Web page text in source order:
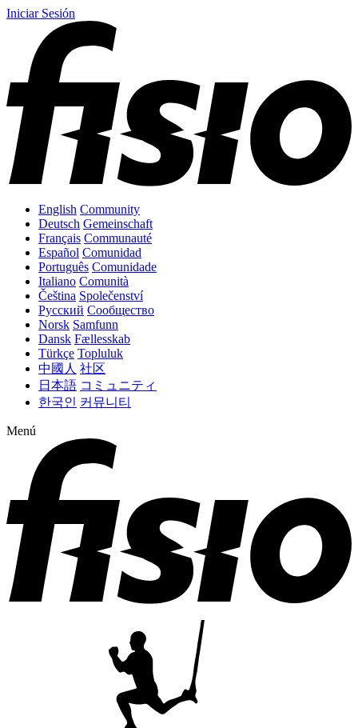
Iniciar Sesión
English Community
Deutsch Gemeinschaft
Français Communauté
Español Comunidad
Português Comunidade
Italiano Comunità
Čeština Společenství
Русский Сообщество
Norsk Samfunn
Dansk Fællesskab
Türkçe Topluluk
中國人 社区
日本語 コミュニティ
한국인 커뮤니티
Menú